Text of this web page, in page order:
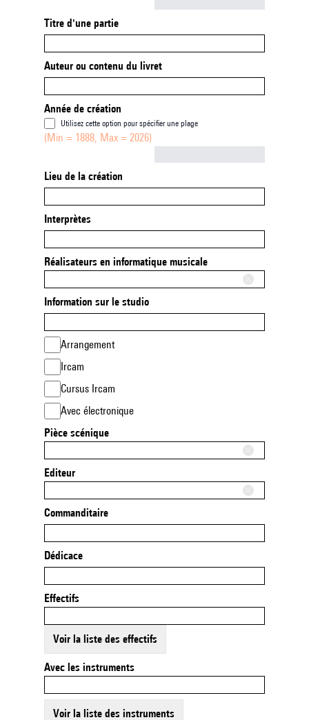
Titre d'une partie
Auteur ou contenu du livret
Année de création
Utilisez cette option pour spécifier une plage
(Min = 1888, Max = 2026)
Lieu de la création
Interprètes
Réalisateurs en informatique musicale
Information sur le studio
Arrangement
Ircam
Cursus Ircam
Avec électronique
Pièce scénique
Editeur
Commanditaire
Dédicace
Effectifs
Voir la liste des effectifs
Avec les instruments
Voir la liste des instruments